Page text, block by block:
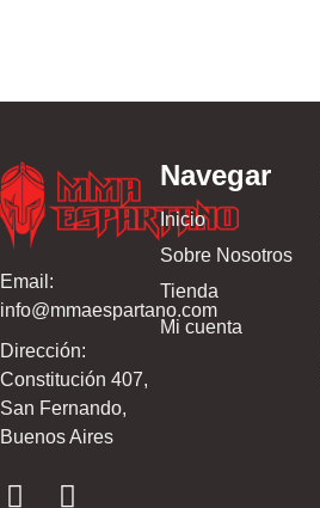
Email:
info@mmaespartano.com
Dirección:
Constitución 407,
San Fernando,
Buenos Aires
Navegar
Inicio
Sobre Nosotros
Tienda
Mi cuenta